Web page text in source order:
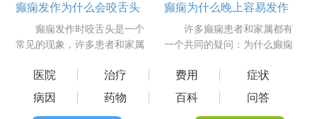
癫痫发作为什么会咬舌头
癫痫发作时咬舌头是一个
常见的现象，许多患者和家属
海医院对此进......
癫痫为什么晚上容易发作
许多癫痫患者和家属都有
一个共同的疑问：为什么癫痫
医院对此进行......
医院 治疗 费用
症状
病因
药物 百科 问答